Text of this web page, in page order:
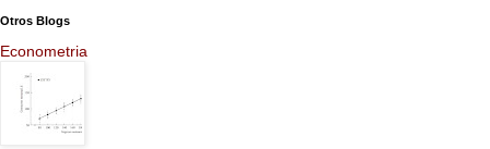
Otros Blogs
Econometria